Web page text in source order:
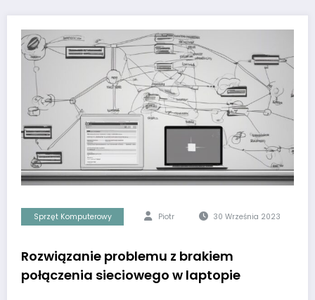
Sprzęt Komputerowy Piotr 30 Września 2023
Rozwiązanie problemu z brakiem
połączenia sieciowego w laptopie